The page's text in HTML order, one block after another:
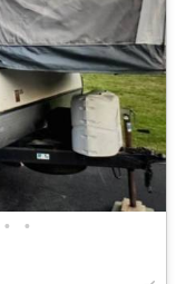
• •